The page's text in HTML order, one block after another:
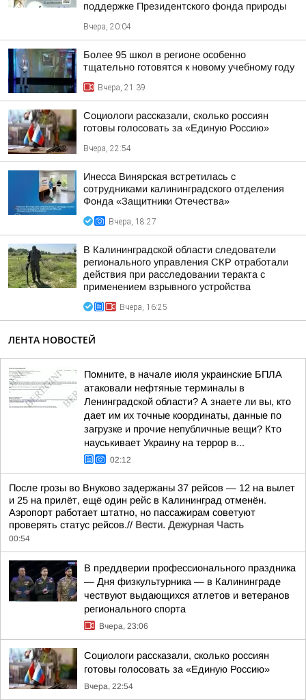
поддержке Президентского фонда природы
Вчера, 20:04
Более 95 школ в регионе особенно
тщательно готовятся к новому учебному году
Вчера, 21:39
Социологи рассказали, сколько россиян
готовы голосовать за «Единую Россию»
Вчера, 22:54
Инесса Винярская встретилась с
сотрудниками калининградского отделения
Фонда «Защитники Отечества»
Вчера, 18:27
В Калининградской области следователи
регионального управления СКР отработали
действия при расследовании теракта с
применением взрывного устройства
Вчера, 16:25
ЛЕНТА НОВОСТЕЙ
Помните, в начале июля украинские БПЛА
атаковали нефтяные терминалы в
Ленинградской области? А знаете ли вы, кто
дает им их точные координаты, данные по
загрузке и прочие непубличные вещи? Кто
науськивает Украину на террор в...
02:12
После грозы во Внуково задержаны 37 рейсов — 12 на вылет
и 25 на прилёт, ещё один рейс в Калининград отменён.
Аэропорт работает штатно, но пассажирам советуют
проверять статус рейсов.// Вести. Дежурная Часть
00:54
В преддверии профессионального праздника
— Дня физкультурника — в Калининграде
чествуют выдающихся атлетов и ветеранов
регионального спорта
Вчера, 23:06
Социологи рассказали, сколько россиян
готовы голосовать за «Единую Россию»
Вчера, 22:54